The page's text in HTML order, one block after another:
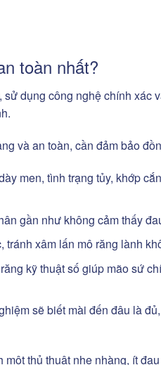
toàn nhất?
dụng công nghệ chính xác
và an toàn, cần đảm bảo
men, tình trạng tủy, khớp
gần như không cảm thấy
xâm lấn mô răng lành
kỹ thuật số giúp mão sứ
sẽ biết mài đến đâu là
thủ thuật nhẹ nhàng, ít